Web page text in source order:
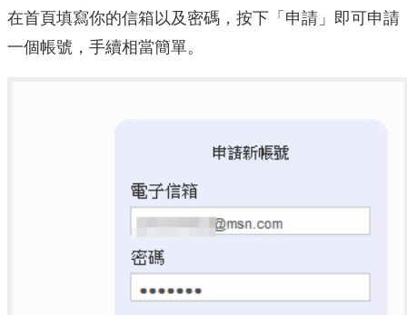
在首頁填寫你的信箱以及密碼，按下「申請」即可申請
一個帳號，手續相當簡單。